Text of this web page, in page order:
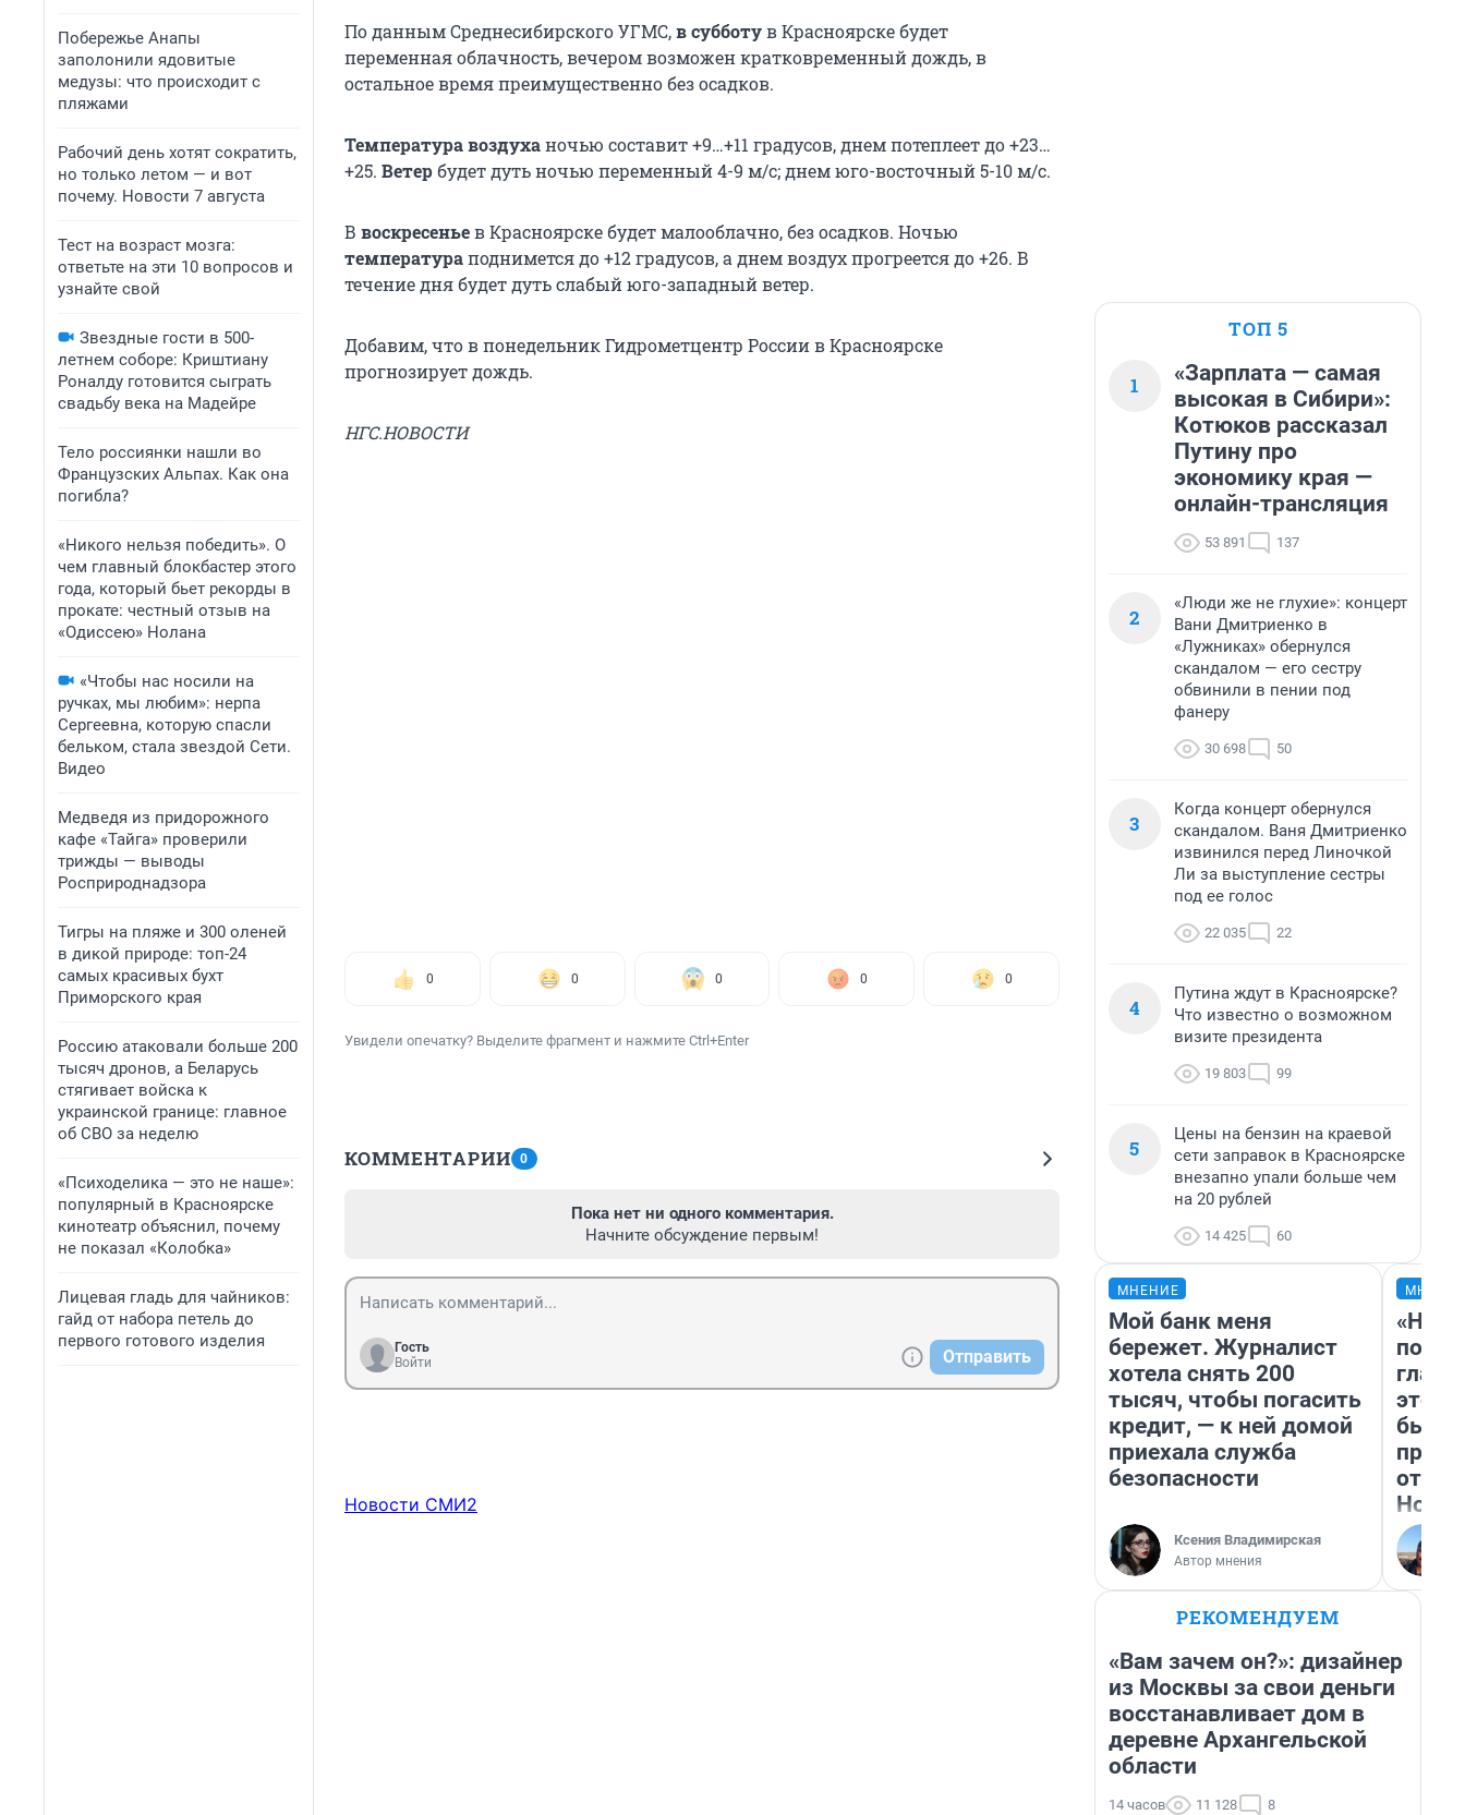
Побережье Анапы
заполонили ядовитые
медузы: что происходит с
пляжами
Рабочий день хотят сократить,
но только летом — и вот
почему. Новости 7 августа
Тест на возраст мозга:
ответьте на эти 10 вопросов и
узнайте свой
Звездные гости в 500-
летнем соборе: Криштиану
Роналду готовится сыграть
свадьбу века на Мадейре
Тело россиянки нашли во
Французских Альпах. Как она
погибла?
«Никого нельзя победить». О
чем главный блокбастер этого
года, который бьет рекорды в
прокате: честный отзыв на
«Одиссею» Нолана
«Чтобы нас носили на
ручках, мы любим»: нерпа
Сергеевна, которую спасли
бельком, стала звездой Сети.
Видео
Медведя из придорожного
кафе «Тайга» проверили
трижды — выводы
Росприроднадзора
Тигры на пляже и 300 оленей
в дикой природе: топ-24
самых красивых бухт
Приморского края
Россию атаковали больше 200
тысяч дронов, а Беларусь
стягивает войска к
украинской границе: главное
об СВО за неделю
«Психоделика — это не наше»:
популярный в Красноярске
кинотеатр объяснил, почему
не показал «Колобка»
Лицевая гладь для чайников:
гайд от набора петель до
первого готового изделия
По данным Среднесибирского УГМС,в субботув Красноярске будет
переменная облачность, вечером возможен кратковременный дождь, в
остальное время преимущественно без осадков.
Температура воздуханочью составит +9…+11 градусов, днем потеплеет до +23…
+25. Ветербудет дуть ночью переменный 4-9 м/с; днем юго-восточный 5-10 м/с.
В воскресеньев Красноярске будет малооблачно, без осадков. Ночью
температураподнимется до +12 градусов, а днем воздух прогреется до +26. В
течение дня будет дуть слабый юго-западный ветер.
Добавим, что в понедельник Гидрометцентр России в Красноярске
прогнозирует дождь.
НГС.НОВОСТИ
0 0 0 0 0
Увидели опечатку? Выделите фрагмент и нажмите Ctrl+Enter
КОММЕНТАРИИ 0
Пока нет ни одного комментария.
Начните обсуждение первым!
Гость
Войти
Отправить
Новости СМИ2
ТОП 5
1
«Зарплата — самая
высокая в Сибири»:
Котюков рассказал
Путину про
экономику края —
онлайн-трансляция
53 891 137
2
«Люди же не глухие»: концерт
Вани Дмитриенко в
«Лужниках» обернулся
скандалом — его сестру
обвинили в пении под
фанеру
30 698 50
3
Когда концерт обернулся
скандалом. Ваня Дмитриенко
извинился перед Линочкой
Ли за выступление сестры
под ее голос
22 035 22
4
Путина ждут в Красноярске?
Что известно о возможном
визите президента
19 803 99
5
Цены на бензин на краевой
сети заправок в Красноярске
внезапно упали больше чем
на 20 рублей
14 425 60
МНЕНИЕ
Мой банк меня
бережет. Журналист
хотела снять 200
тысяч, чтобы погасить
кредит, — к ней домой
приехала служба
безопасности
Ксения Владимирская
Автор мнения
этого
бьет
РЕКОМЕНДУЕМ
«Вам зачем он?»: дизайнер
из Москвы за свои деньги
восстанавливает дом в
деревне Архангельской
области
14 часов 11 128 8